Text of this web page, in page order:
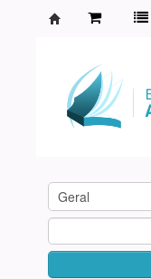
Agamenon
Magalhães